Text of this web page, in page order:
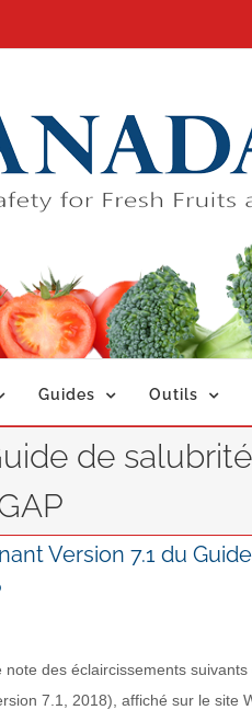
Guides Outils
de
Version 7.1 du
note des éclaircissements
7.1, 2018), affiché sur le site